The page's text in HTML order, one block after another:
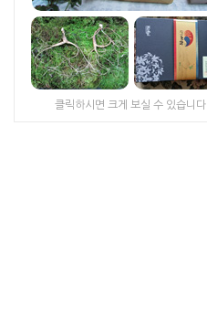
클릭하시면 크게 보실 수 있습니다.